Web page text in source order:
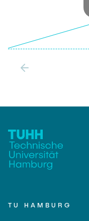
TU HAMBURG